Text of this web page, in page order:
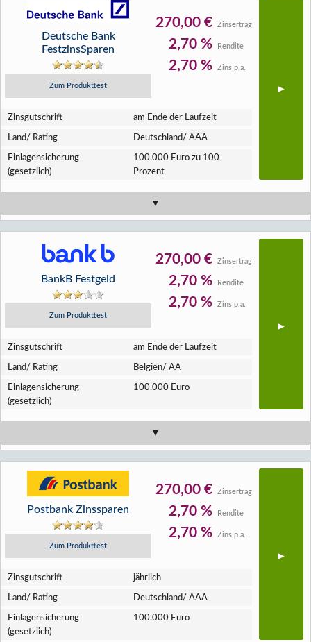
Deutsche Bank
FestzinsSparen
Zum Produkttest
270,00 € Zinsertrag
2,70 % Rendite
2,70 % Zins p.a.
Zins­gutschrift am Ende der Laufzeit
Land/ Rating Deutschland/ AAA
Einlagen­sicherung
(gesetzlich)
100.000 Euro zu 100
Prozent
BankB Festgeld
Zum Produkttest
270,00 € Zinsertrag
2,70 % Rendite
2,70 % Zins p.a.
Zins­gutschrift am Ende der Laufzeit
Land/ Rating Belgien/ AA
Einlagen­sicherung
(gesetzlich)
100.000 Euro
Postbank Zinssparen
Zum Produkttest
270,00 € Zinsertrag
2,70 % Rendite
2,70 % Zins p.a.
Zins­gutschrift jährlich
Land/ Rating Deutschland/ AAA
Einlagen­sicherung
(gesetzlich)
100.000 Euro